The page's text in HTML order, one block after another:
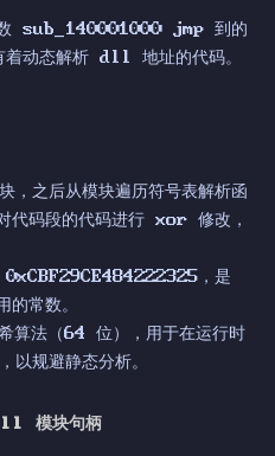
数 sub_140001000 jmp 到的
动态解析 dll 地址的代码。
，之后从模块遍历符号表解析函
代码段的代码进行 xor 修改，
0xCBF29CE484222325，是
常数。
算法（64 位），用于在运行时
规避静态分析。
模块句柄